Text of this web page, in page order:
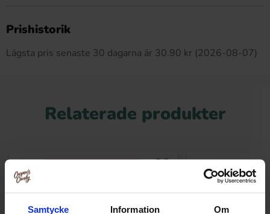
Samtycke Information Om
Prishistorik
Lägsta pris senaste 30 dagarna är 30.90 kr (2026-08-07)
Relaterade produkter